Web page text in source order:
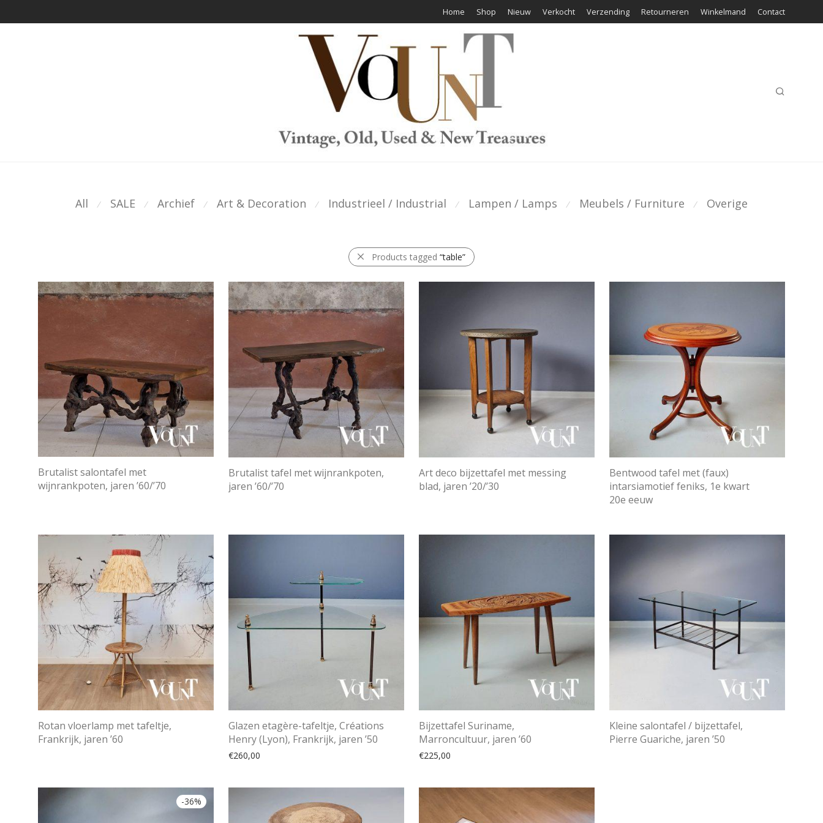
Home Shop Nieuw Verkocht Verzending Retourneren Winkelmand Contact
All ⁄ SALE ⁄ Archief ⁄ Art & Decoration ⁄ Industrieel / Industrial ⁄ Lampen / Lamps ⁄ Meubels / Furniture ⁄ Overige
Products tagged “table”
Brutalist salontafel met
wijnrankpoten, jaren ’60/’70
Brutalist tafel met wijnrankpoten,
jaren ’60/’70
Art deco bijzettafel met messing
blad, jaren ’20/’30
Bentwood tafel met (faux)
intarsiamotief feniks, 1e kwart
20e eeuw
Rotan vloerlamp met tafeltje,
Frankrijk, jaren ’60
Glazen etagère-tafeltje, Créations
Henry (Lyon), Frankrijk, jaren ’50
€260,00
Bijzettafel Suriname,
Marroncultuur, jaren ’60
€225,00
Kleine salontafel / bijzettafel,
Pierre Guariche, jaren ’50
-36%